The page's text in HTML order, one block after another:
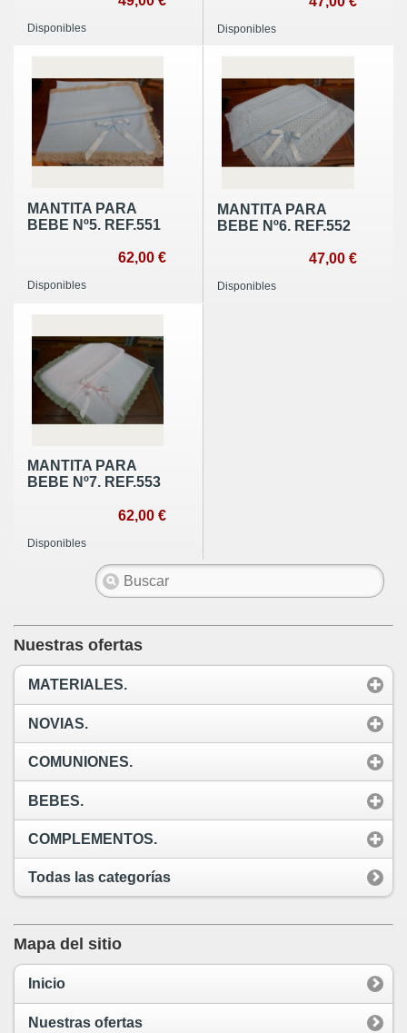
Disponibles Disponibles
MANTITA PARA
BEBE Nº5. REF.551
62,00 €
Disponibles
MANTITA PARA
BEBE Nº6. REF.552
47,00 €
Disponibles
MANTITA PARA
BEBE Nº7. REF.553
62,00 €
Disponibles
Nuestras ofertas
MATERIALES.
NOVIAS.
COMUNIONES.
BEBES.
COMPLEMENTOS.
Todas las categorías
Mapa del sitio
Inicio
Nuestras ofertas